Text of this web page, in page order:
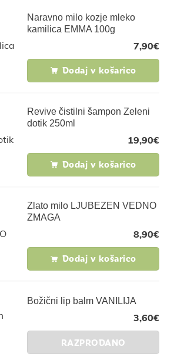
Naravno milo kozje mleko
kamilica EMMA 100g
7,90€
Dodaj v košarico
Revive čistilni šampon Zeleni
dotik 250ml
19,90€
Dodaj v košarico
Zlato milo LJUBEZEN VEDNO
ZMAGA
8,90€
Dodaj v košarico
Božični lip balm VANILIJA
3,60€
RAZPRODANO